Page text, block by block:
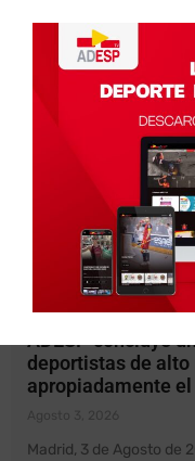
ADESP concluye
deportistas de
apropiadamente
Madrid, 3 de Agosto de